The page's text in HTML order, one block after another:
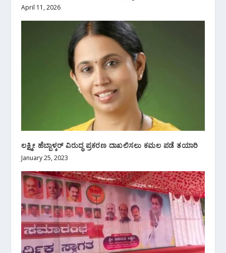
April 11, 2026
ಲಕ್ಷ್ಮೀ ಹೆಬ್ಬಾಳ್ಕರ್ ವಿರುದ್ಧ ಪ್ರಕರಣ ದಾಖಲಿಸಲು ಕಮಲ ಪಡೆ ತಯಾರಿ
January 25, 2023